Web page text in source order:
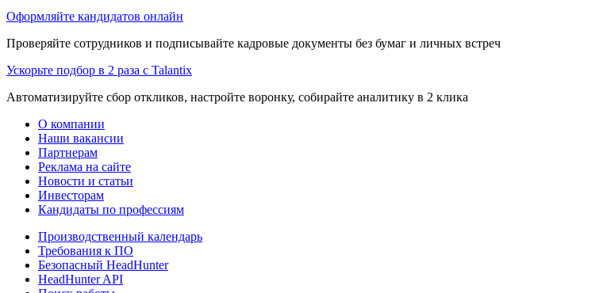
Оформляйте кандидатов онлайн
Проверяйте сотрудников и подписывайте кадровые документы без бумаг и личных встреч
Ускорьте подбор в 2 раза с Talantix
Автоматизируйте сбор откликов, настройте воронку, собирайте аналитику в 2 клика
О компании
Наши вакансии
Партнерам
Реклама на сайте
Новости и статьи
Инвесторам
Кандидаты по профессиям
Производственный календарь
Требования к ПО
Безопасный HeadHunter
HeadHunter API